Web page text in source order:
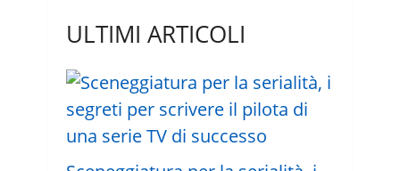
ULTIMI ARTICOLI